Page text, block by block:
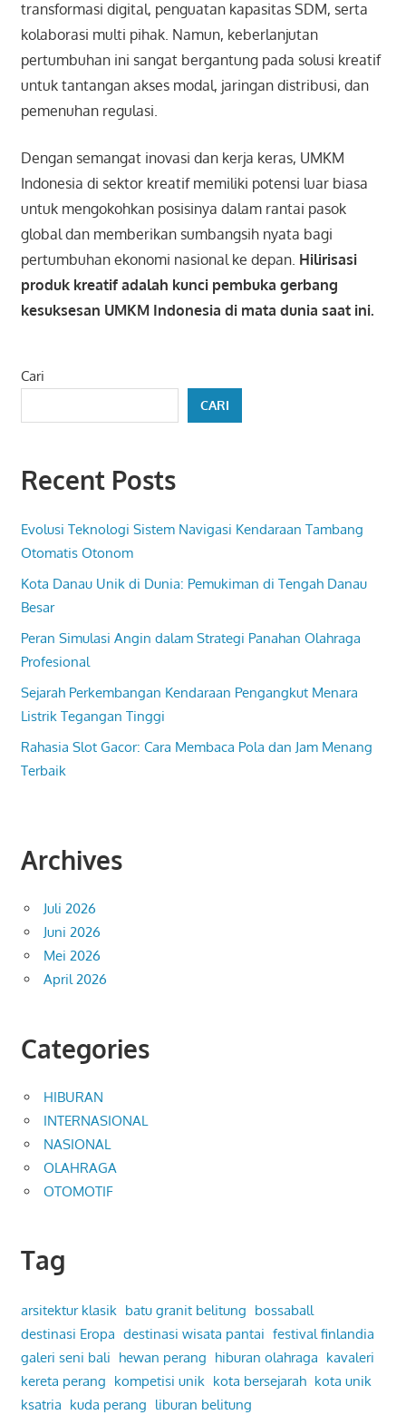
transformasi digital, penguatan kapasitas SDM, serta
kolaborasi multi pihak. Namun, keberlanjutan
pertumbuhan ini sangat bergantung pada solusi kreatif
untuk tantangan akses modal, jaringan distribusi, dan
pemenuhan regulasi.
Dengan semangat inovasi dan kerja keras, UMKM
Indonesia di sektor kreatif memiliki potensi luar biasa
untuk mengokohkan posisinya dalam rantai pasok
global dan memberikan sumbangsih nyata bagi
pertumbuhan ekonomi nasional ke depan. Hilirisasi
produk kreatif adalah kunci pembuka gerbang
kesuksesan UMKM Indonesia di mata dunia saat ini.
Cari
CARI
Recent Posts
Evolusi Teknologi Sistem Navigasi Kendaraan Tambang
Otomatis Otonom
Kota Danau Unik di Dunia: Pemukiman di Tengah Danau
Besar
Peran Simulasi Angin dalam Strategi Panahan Olahraga
Profesional
Sejarah Perkembangan Kendaraan Pengangkut Menara
Listrik Tegangan Tinggi
Rahasia Slot Gacor: Cara Membaca Pola dan Jam Menang
Terbaik
Archives
Juli 2026
Juni 2026
Mei 2026
April 2026
Categories
HIBURAN
INTERNASIONAL
NASIONAL
OLAHRAGA
OTOMOTIF
Tag
arsitektur klasik batu granit belitung bossaball
destinasi Eropa destinasi wisata pantai festival finlandia
galeri seni bali hewan perang hiburan olahraga kavaleri
kereta perang kompetisi unik kota bersejarah kota unik
ksatria kuda perang liburan belitung